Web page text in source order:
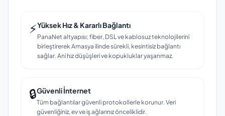
⚡Yüksek Hız & Kararlı Bağlantı
PanaNet altyapısı; fiber, DSL ve kablosuz teknolojilerini
birleştirerek Amasya ilinde sürekli, kesintisiz bağlantı
sağlar. Ani hız düşüşleri ve kopukluklar yaşanmaz.
🔒Güvenli İnternet
Tüm bağlantılar güvenli protokollerle korunur. Veri
güvenliğiniz, ev ve iş ağlarınız önceliklidir.